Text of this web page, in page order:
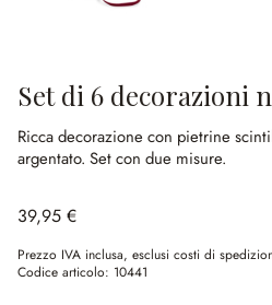
Set di 6 decorazioni
Ricca decorazione con pietrine
argentato. Set con due misure.
39,95 €
Prezzo IVA inclusa, esclusi costi di
Codice articolo: 10441